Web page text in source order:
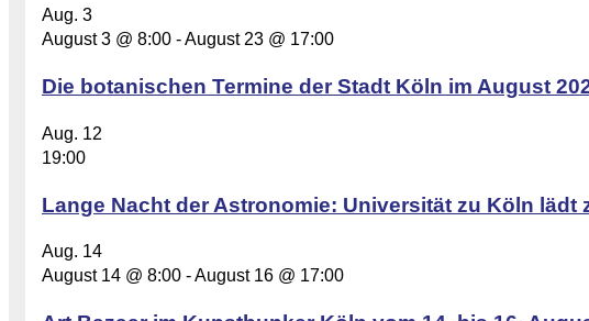
Aug. 3
August 3 @ 8:00 -August 23 @ 17:00
Die botanischen Termine der Stadt Köln im August
Aug. 12
19:00
Lange Nacht der Astronomie: Universität zu Köln
Aug. 14
August 14 @ 8:00 -August 16 @ 17:00